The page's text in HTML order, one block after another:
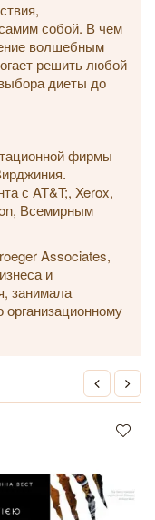
собой. В чем
волшебным
решить любой
диеты до
фирмы
с AT&T;, Xerox,
Всемирным
Associates,
и
занимала